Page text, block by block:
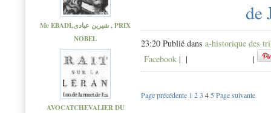
Me EBADI,شیرین عبادی , PRIX
NOBEL
AVOCATCHEVALIER DU
de
23:20 Publié dans a-historique des
Facebook | | |
Page précédente 1 23 45 Page suivante